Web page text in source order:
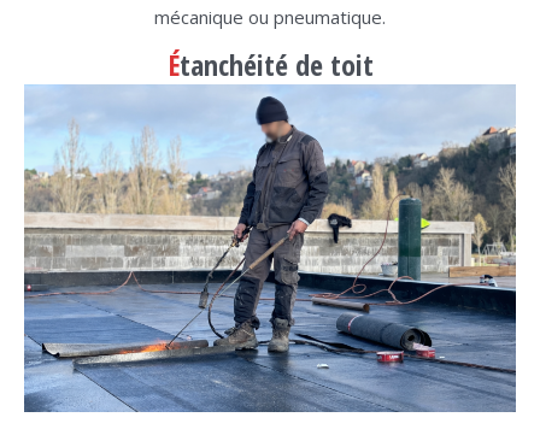
mécanique ou pneumatique.
Étanchéité de toit